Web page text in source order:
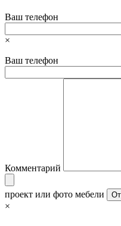
Ваш телефон
×
Ваш телефон
Комментарий
проект или фото мебели
×